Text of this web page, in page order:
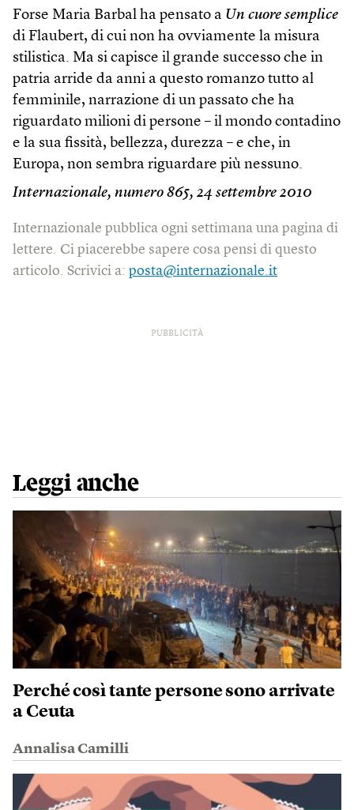
Forse Maria Barbal ha pensato a Un cuore semplice
di Flaubert, di cui non ha ovviamente la misura
stilistica. Ma si capisce il grande successo che in
patria arride da anni a questo romanzo tutto al
femminile, narrazione di un passato che ha
riguardato milioni di persone – il mondo contadino
e la sua fissità, bellezza, durezza – e che, in
Europa, non sembra riguardare più nessuno.
Internazionale, numero 865, 24 settembre 2010
Internazionale pubblica ogni settimana una pagina di
lettere. Ci piacerebbe sapere cosa pensi di questo
articolo. Scrivici a: posta@internazionale.it
PUBBLICITÀ
Leggi anche
Perché così tante persone sono arrivate
a Ceuta
Annalisa Camilli